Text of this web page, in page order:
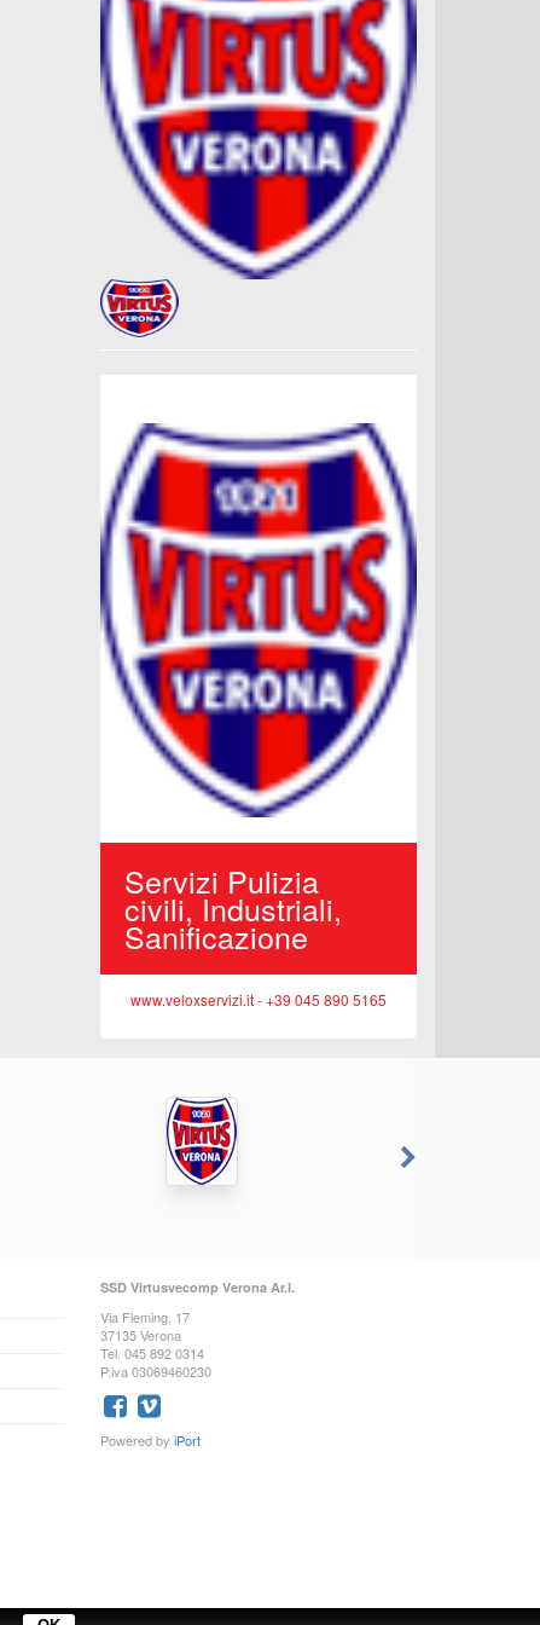
Servizi Pulizia
civili, Industriali,
Sanificazione
www.veloxservizi.it - +39 045 890 5165
SSD Virtusvecomp Verona Ar.l.
Via Fleming, 17
37135 Verona
Tel. 045 892 0314
P.iva 03069460230
Powered by iPort